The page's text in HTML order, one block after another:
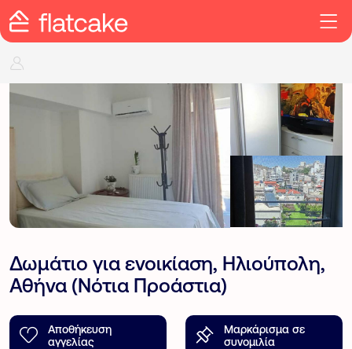
Δωμάτιο για ενοικίαση, Ηλιούπολη,
Αθήνα (Νότια Προάστια)
Αποθήκευση
αγγελίας
Μαρκάρισμα σε
συνομιλία